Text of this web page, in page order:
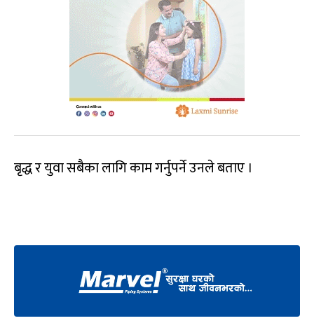
बृद्ध र युवा सबैका लागि काम गर्नुपर्ने उनले बताए ।